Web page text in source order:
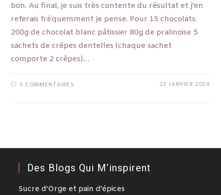
bon. Au final, je suis très contente du résultat et j'en
referais fréquemment je pense. Pour 15 chocolats:
200g de chocolat blanc pâtissier 80g de pralinoise 5
sachets de crêpes dentelles (chaque sachet
comporte 2 crêpes)…
5 COMMENTAIRES 22 JANVIER 2014
Des Blogs Qui M’inspirent
Sucre d'Orge et pain d'épices